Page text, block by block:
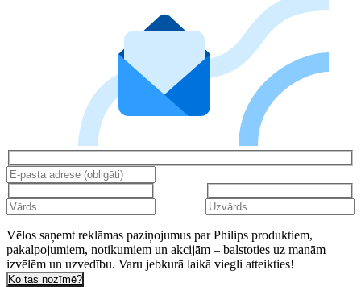
Vēlos saņemt reklāmas paziņojumus par Philips produktiem,
pakalpojumiem, notikumiem un akcijām – balstoties uz manām
izvēlēm un uzvedību. Varu jebkurā laikā viegli atteikties!
Ko tas nozīmē?